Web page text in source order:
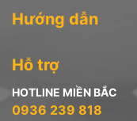
Hướng dẫn
Hỗ trợ
HOTLINE MIỀN BẮC
0936 239 818